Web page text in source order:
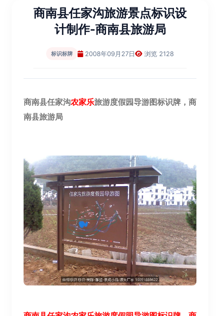
商南县任家沟旅游景点标识设
计制作-商南县旅游局
标识标牌 2008年09月27日 浏览 2128
商南县任家沟农家乐旅游度假园导游图标识牌，商
南县旅游局